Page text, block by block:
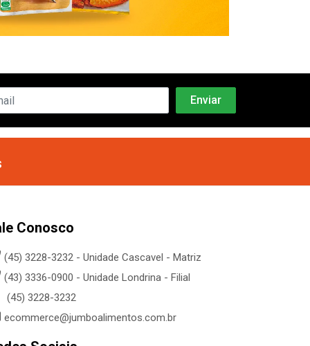
Conosco
(45) 3228-3232 - Unidade Cascavel - Matriz
(43) 3336-0900 - Unidade Londrina - Filial
(45) 3228-3232
ecommerce@jumboalimentos.com.br